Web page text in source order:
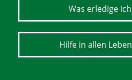
Was erledige
Hilfe in allen